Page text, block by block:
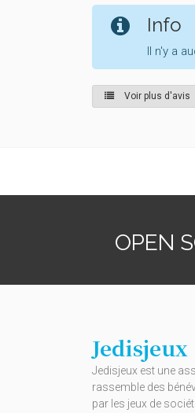
Info
Il n'y a
Voir plus d'avis
OPEN
Jedisjeux
Jedisjeux est une
rassemble des
par les jeux de